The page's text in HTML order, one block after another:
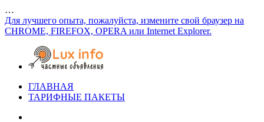
…
Для лучшего опыта, пожалуйста, измените свой браузер на
CHROME, FIREFOX, OPERA или Internet Explorer.
ГЛАВНАЯ
ТАРИФНЫЕ ПАКЕТЫ